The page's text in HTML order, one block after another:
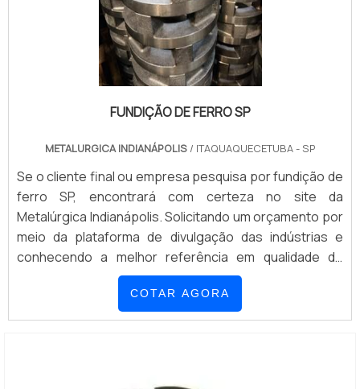
FUNDIÇÃO DE FERRO SP
METALURGICA INDIANÁPOLIS / ITAQUAQUECETUBA - SP
Se o cliente final ou empresa pesquisa por fundição de
ferro SP, encontrará com certeza no site da
Metalúrgica Indianápolis. Solicitando um orçamento por
meio da plataforma de divulgação das indústrias e
conhecendo a melhor referência em qualidade do
mercado, a contratação é mais segura.Quando a busca
é por fundição de ferro SP, com os melhores
profissionais da Metalúrgica Indianápolis poderá contar
COTAR AGORA